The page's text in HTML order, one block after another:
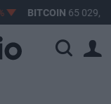
BITCOIN 65 029,04